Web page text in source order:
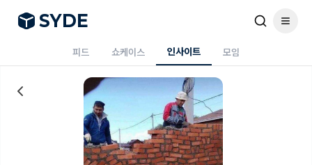
SYDE
피드 쇼케이스 인사이트 모임